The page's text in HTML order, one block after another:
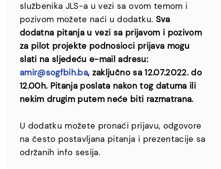
službenika JLS-a u vezi sa ovom temom i
pozivom možete naći u dodatku. Sva
dodatna pitanja u vezi sa prijavom i pozivom
za pilot projekte podnosioci prijava mogu
slati na sljedeću e-mail adresu:
amir@sogfbih.ba, zaključno sa 12.07.2022. do
12.00h. Pitanja poslata nakon tog datuma ili
nekim drugim putem neće biti razmatrana.
U dodatku možete pronaći prijavu, odgovore
na često postavljana pitanja i prezentacije sa
održanih info sesija.